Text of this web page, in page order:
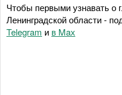
Чтобы первыми узнавать о
Ленинградской области -
Telegram и в Maх